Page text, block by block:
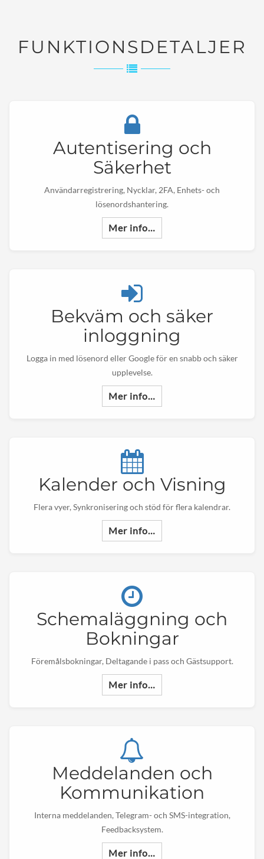
FUNKTIONSDETALJER
Autentisering och
Säkerhet
Användarregistrering, Nycklar, 2FA, Enhets- och
lösenordshantering.
Mer info…
Bekväm och säker
inloggning
Logga in med lösenord eller Google för en snabb och säker
upplevelse.
Mer info…
Kalender och Visning
Flera vyer, Synkronisering och stöd för flera kalendrar.
Mer info…
Schemaläggning och
Bokningar
Föremålsbokningar, Deltagande i pass och Gästsupport.
Mer info…
Meddelanden och
Kommunikation
Interna meddelanden, Telegram- och SMS-integration,
Feedbacksystem.
Mer info…